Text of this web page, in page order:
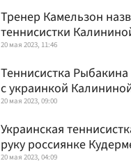
Тренер Камельзон
теннисистки
20 мая 2023, 11:46
Теннисистка
с украинкой
20 мая 2023, 09:00
Украинская
руку россиянке
20 мая 2023, 04:09